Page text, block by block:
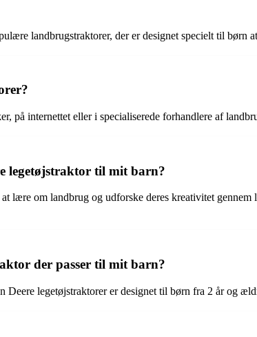
landbrugstraktorer, der er designet specielt til børn
på internettet eller i specialiserede forhandlere af
legetøjstraktor til mit barn?
lære om landbrug og udforske deres kreativitet
der passer til mit barn?
legetøjstraktorer er designet til børn fra 2 år og